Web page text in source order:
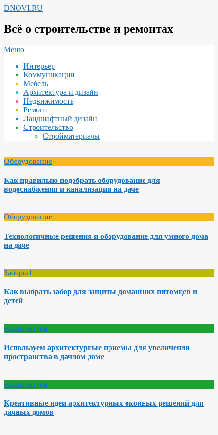
Перейти
содержимому
DNOVI.RU
Всё о строительстве и ремонтах
Вторичное
навигации
Меню
Интерьер
Коммуникации
Мебель
Архитектура и дизайн
Недвижимость
Ремонт
Ландшафтный дизайн
Строительство
Стройматериалы
Оборудование
Как правильно подобрать оборудование для
водоснабжения и канализации на даче
Оборудование
Технологичные решения и оборудование для умного дома
на даче
Заборы1
Как выбрать забор для защиты домашних питомцев и
детей
Архитектура
Используем архитектурные приемы для увеличения
пространства в дачном доме
Архитектура
Креативные идеи архитектурных оконных решений для
дачных домов